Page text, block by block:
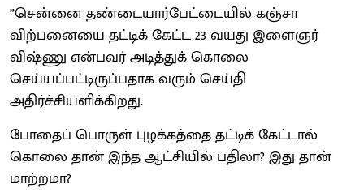
”சென்னை தண்டையார்பேட்டையில் கஞ்சா
விற்பனையை தட்டிக் கேட்ட 23 வயது இளைஞர்
விஷ்ணு என்பவர் அடித்துக் கொலை
செய்யப்பட்டிருப்பதாக வரும் செய்தி
அதிர்ச்சியளிக்கிறது.
போதைப் பொருள் புழக்கத்தை தட்டிக் கேட்டால்
கொலை தான் இந்த ஆட்சியில் பதிலா? இது தான்
மாற்றமா?